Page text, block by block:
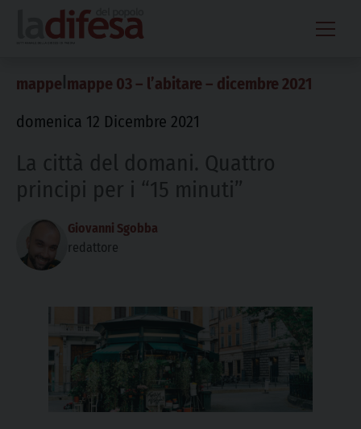
content
mappe mappe 03 – l’abitare – dicembre 2021
domenica 12 Dicembre 2021
La città del domani. Quattro
principi per i “15 minuti”
Giovanni Sgobba
redattore